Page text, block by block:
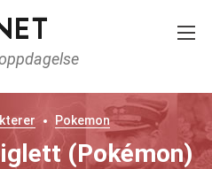
Pokemon
(Pokémon)